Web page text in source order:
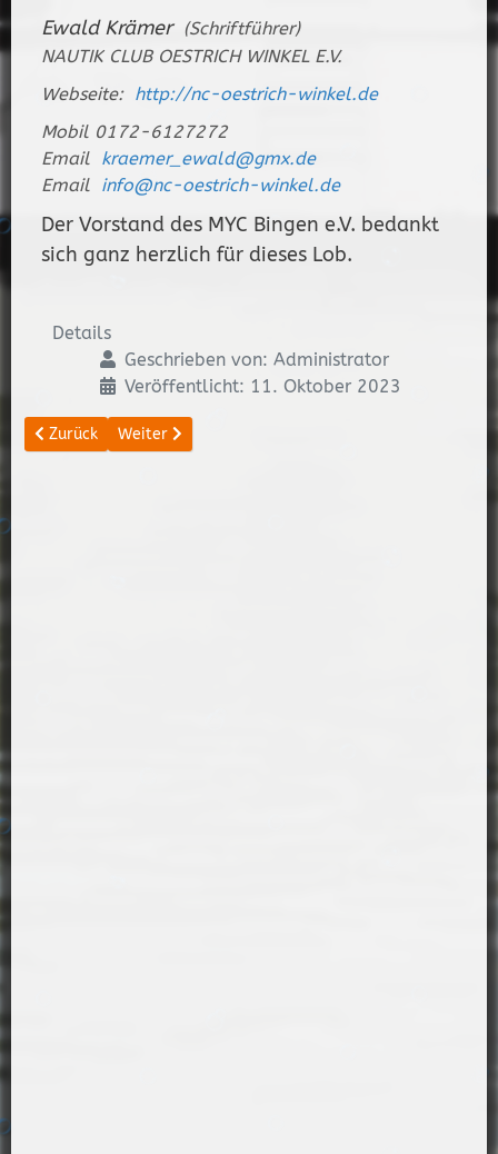
Ewald Krämer (Schriftführer)
NAUTIK CLUB OESTRICH WINKEL E.V.
Webseite: http://nc-oestrich-winkel.de
Mobil 0172-6127272
Email kraemer_ewald@gmx.de
Email info@nc-oestrich-winkel.de
Der Vorstand des MYC Bingen e.V. bedankt
sich ganz herzlich für dieses Lob.
Details
Geschrieben von: Administrator
Veröffentlicht: 11. Oktober 2023
Vorheriger Beitrag: Fulder Aue / Ilmen Aue ab sofort gesperrt!
Zurück Nächster Beitrag: Restaurant wieder eröffnet
Weiter